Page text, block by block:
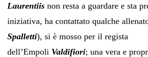
Laurentiis non resta a guardare e sta
iniziativa, ha contattato qualche
Spalletti), si è mosso per il regista
dell’Empoli Valdifiori; una vera e